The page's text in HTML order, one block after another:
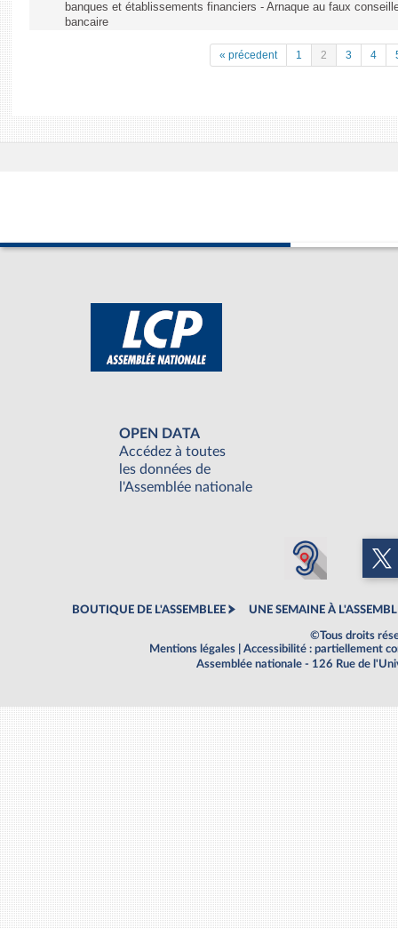
banques et établissements financiers - Arnaque au faux
bancaire
« précedent 1 2 3 4
OPEN DATA
Accédez à toutes
les données de
l'Assemblée nationale
BOUTIQUE DE L'ASSEMBLEE UNE SEMAINE À
©Tous droits
Mentions légales
Accessibilité : partiellement
Assemblée nationale - 126 Rue de